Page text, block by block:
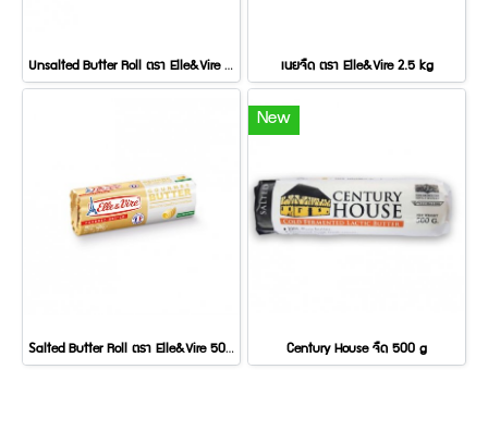
Unsalted Butter Roll ตรา Elle&Vire 500 g เนยจืด ตรา Elle&Vire 2.5 kg
Salted Butter Roll ตรา Elle&Vire 500 g
New
Century House จืด 500 g